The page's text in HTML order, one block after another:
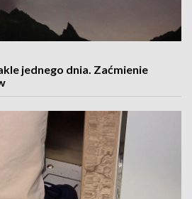
jednego dnia. Zaćmienie